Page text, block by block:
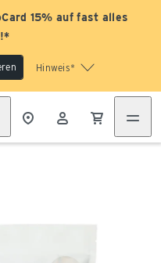
15% auf fast alles
Hinweis*